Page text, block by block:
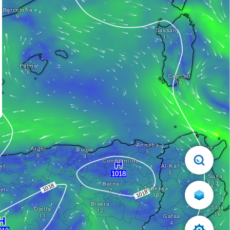
Argel
Palma
Bugía
Barcelona
Djelfa
Túnez
Annaba
Sassari
Cagliari
Constantina
Susa
Sfax
Batna
Biskra
Tebessa
Gafsa
Al-Kaf